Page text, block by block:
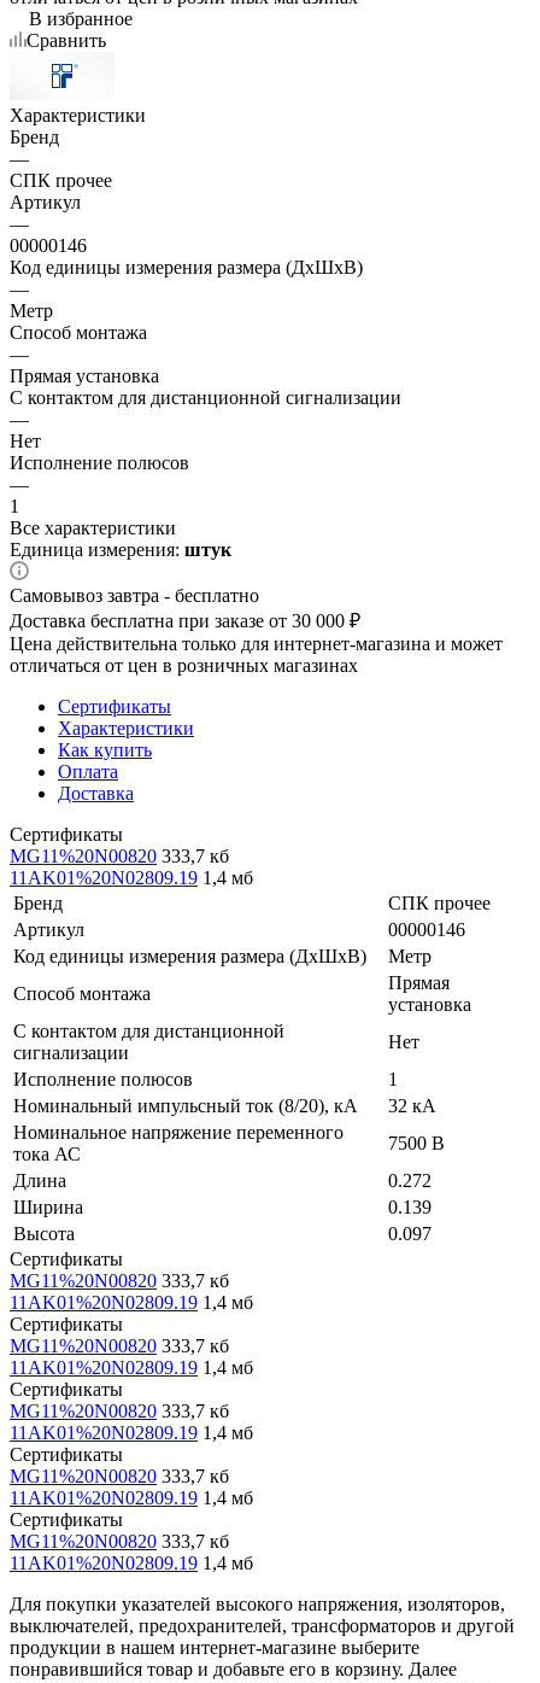
В избранное
Сравнить
Характеристики
Бренд
—
СПК прочее
Артикул
—
00000146
Код единицы измерения размера (ДхШхВ)
—
Метр
Способ монтажа
—
Прямая установка
С контактом для дистанционной сигнализации
—
Нет
Исполнение полюсов
—
1
Все характеристики
Единица измерения: штук
Самовывоз завтра - бесплатно
Доставка бесплатна при заказе от 30 000 ₽
Цена действительна только для интернет-магазина и может
отличаться от цен в розничных магазинах
Сертификаты
Характеристики
Как купить
Оплата
Доставка
Сертификаты
MG11%20N00820 333,7 кб
11AK01%20N02809.19 1,4 мб
Бренд
СПК прочее
Артикул
00000146
Код единицы измерения размера (ДхШхВ)
Метр
Способ монтажа
Прямая
установка
С контактом для дистанционной
сигнализации
Нет
Исполнение полюсов
1
Номинальный импульсный ток (8/20), кА
32 кА
Номинальное напряжение переменного
тока АС
7500 В
Длина
0.272
Ширина
0.139
Высота
0.097
Сертификаты
MG11%20N00820 333,7 кб
11AK01%20N02809.19 1,4 мб
Сертификаты
MG11%20N00820 333,7 кб
11AK01%20N02809.19 1,4 мб
Сертификаты
MG11%20N00820 333,7 кб
11AK01%20N02809.19 1,4 мб
Сертификаты
MG11%20N00820 333,7 кб
11AK01%20N02809.19 1,4 мб
Сертификаты
MG11%20N00820 333,7 кб
11AK01%20N02809.19 1,4 мб
Для покупки указателей высокого напряжения, изоляторов,
выключателей, предохранителей, трансформаторов и другой
продукции в нашем интернет-магазине выберите
понравившийся товар и добавьте его в корзину. Далее